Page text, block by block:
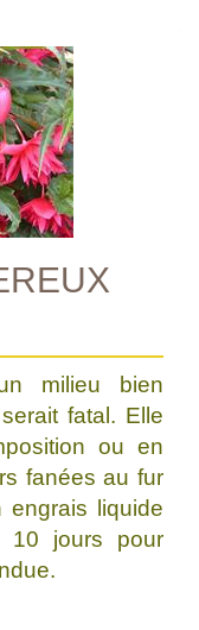
milieu bien
fatal. Elle
ou en
fanées au fur
engrais liquide
10 jours pour